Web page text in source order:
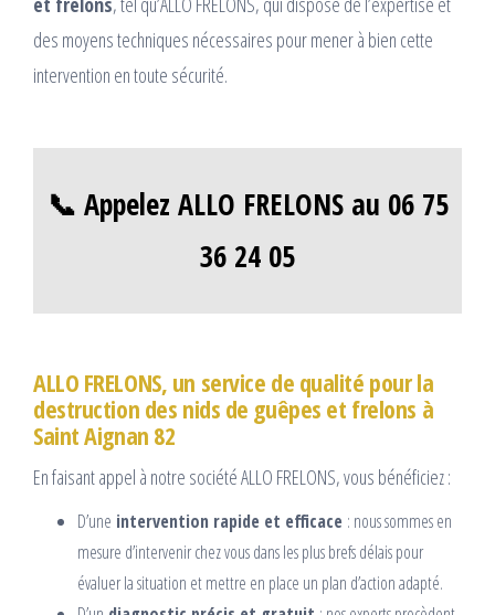
des moyens techniques nécessaires pour mener à bien cette
intervention en toute sécurité.
📞 Appelez ALLO FRELONS au 06 75
36 24 05
ALLO FRELONS, un service de qualité pour la
destruction des nids de guêpes et frelons à
Saint Aignan 82
En faisant appel à notre société ALLO FRELONS, vous bénéficiez :
D’une intervention rapide et efficace : nous sommes en
mesure d’intervenir chez vous dans les plus brefs délais pour
évaluer la situation et mettre en place un plan d’action adapté.